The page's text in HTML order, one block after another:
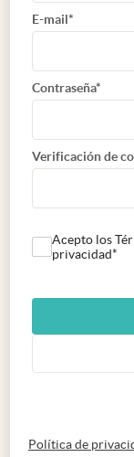
E-mail*
Contraseña*
Verificación de
Acepto los
privacidad*
Política de